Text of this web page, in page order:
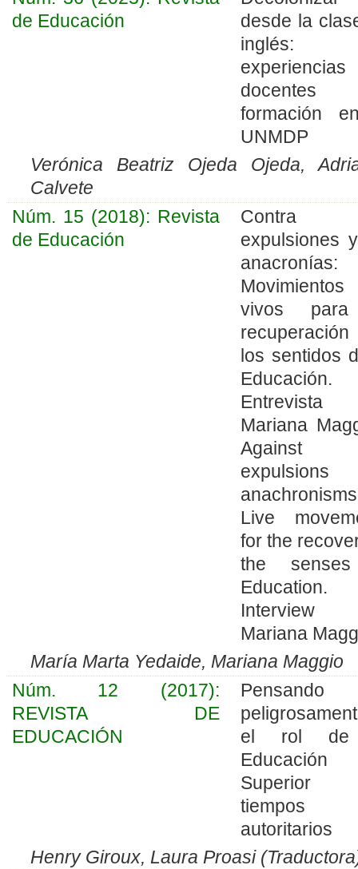
de Educación
desde la
inglés:
docentes
formación
UNMDP
Verónica Beatriz Ojeda Ojeda,
Calvete
Núm. 15 (2018): Revista
de Educación
Contra
expulsiones
anacronías:
Movimientos
vivos
los sentidos
Educación.
Mariana
Against
expulsions
Live
for the
the
Education.
Interview
Mariana
María Marta Yedaide, Mariana Maggio
Núm. 12 (2017):
REVISTA DE
EDUCACIÓN
Pensando
el rol
Educación
Superior
tiempos
autoritarios
Henry Giroux, Laura Proasi